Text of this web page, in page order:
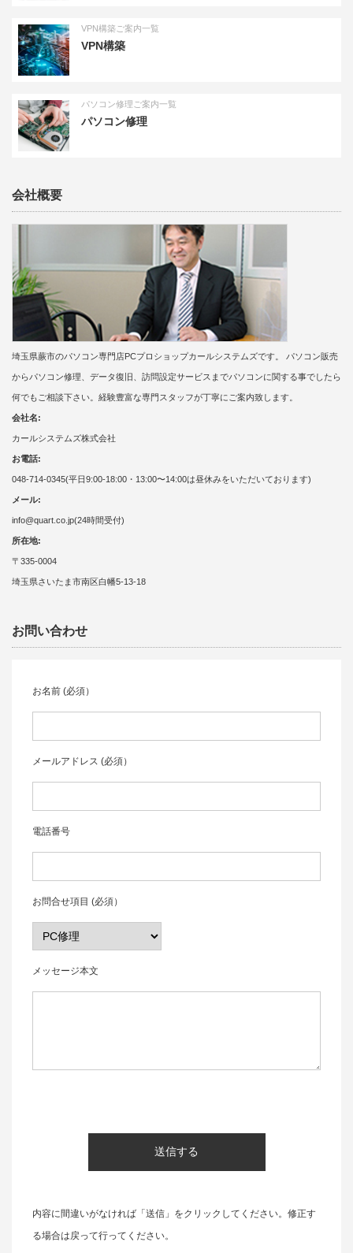
VPN構築ご案内一覧
VPN構築
パソコン修理ご案内一覧
パソコン修理
会社概要
埼玉県蕨市のパソコン専門店PCプロショップカールシステムズです。 パソコン販売
からパソコン修理、データ復旧、訪問設定サービスまでパソコンに関する事でしたら
何でもご相談下さい。経験豊富な専門スタッフが丁寧にご案内致します。
会社名:
カールシステムズ株式会社
お電話:
048-714-0345(平日9:00-18:00・13:00〜14:00は昼休みをいただいております)
メール:
info@quart.co.jp(24時間受付)
所在地:
〒335-0004
埼玉県さいたま市南区白幡5-13-18
お問い合わせ
お名前 (必須）
メールアドレス (必須）
電話番号
お問合せ項目 (必須）
メッセージ本文
内容に間違いがなければ「送信」をクリックしてください。修正す
る場合は戻って行ってください。